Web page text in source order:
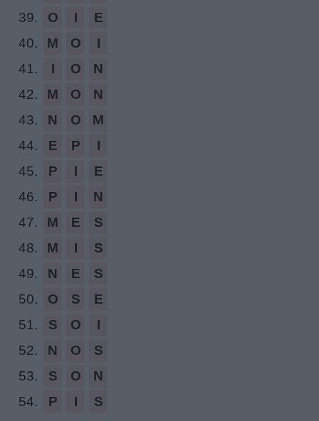
39.
O I
E
40.
M O
I
41.
I O
N
42.
M O
N
43.
N O
M
44.
E P
I
45.
P I
E
46.
P I
N
47.
M E
S
48.
M I
S
49.
N E
S
50.
O S
E
51.
S O
I
52.
N O
S
53.
S O
N
54.
P I S